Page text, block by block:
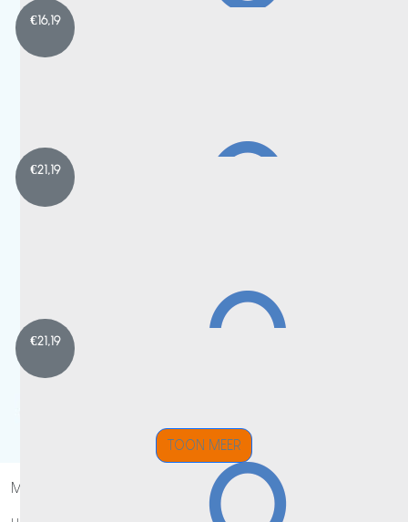
Lieve Sylvana ik vindt dit een heel mooi gebaar dat je dit
op je kan het 💪 zelf ben ik mijn ouders ook verloren aan
€16,19
Milan Dijkstra
Succes namens Milan, Gosse en de moeder
€21,19
€21,19
TOON MEER
Member id: